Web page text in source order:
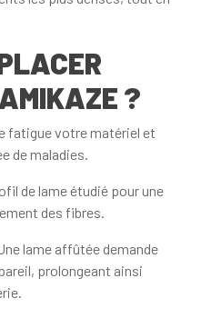
?
fatigue votre matériel et
de maladies.
de lame étudié pour une
des fibres.
lame affûtée demande
prolongeant ainsi